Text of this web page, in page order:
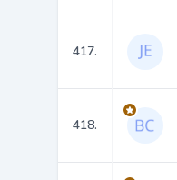
417.
418.